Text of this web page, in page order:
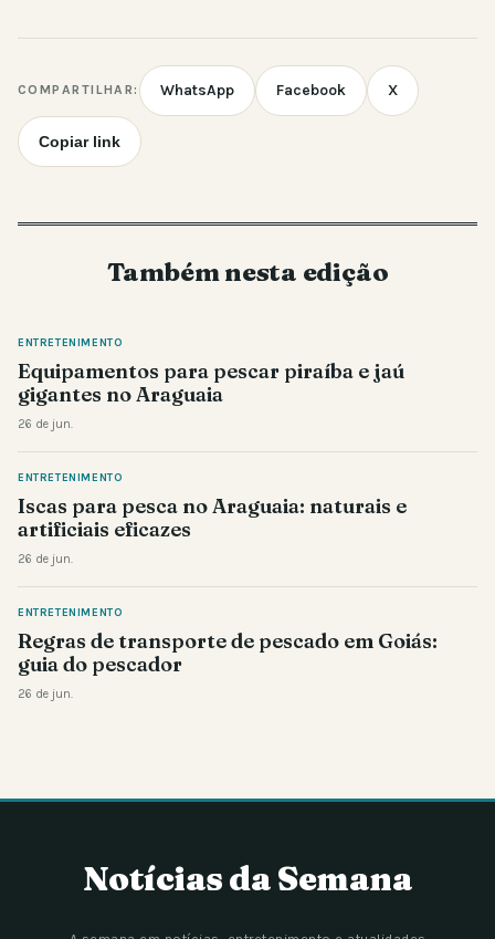
COMPARTILHAR: WhatsApp Facebook X
Copiar link
Também nesta edição
ENTRETENIMENTO
Equipamentos para pescar piraíba e jaú
gigantes no Araguaia
26 de jun.
ENTRETENIMENTO
Iscas para pesca no Araguaia: naturais e
artificiais eficazes
26 de jun.
ENTRETENIMENTO
Regras de transporte de pescado em Goiás:
guia do pescador
26 de jun.
Notícias da Semana